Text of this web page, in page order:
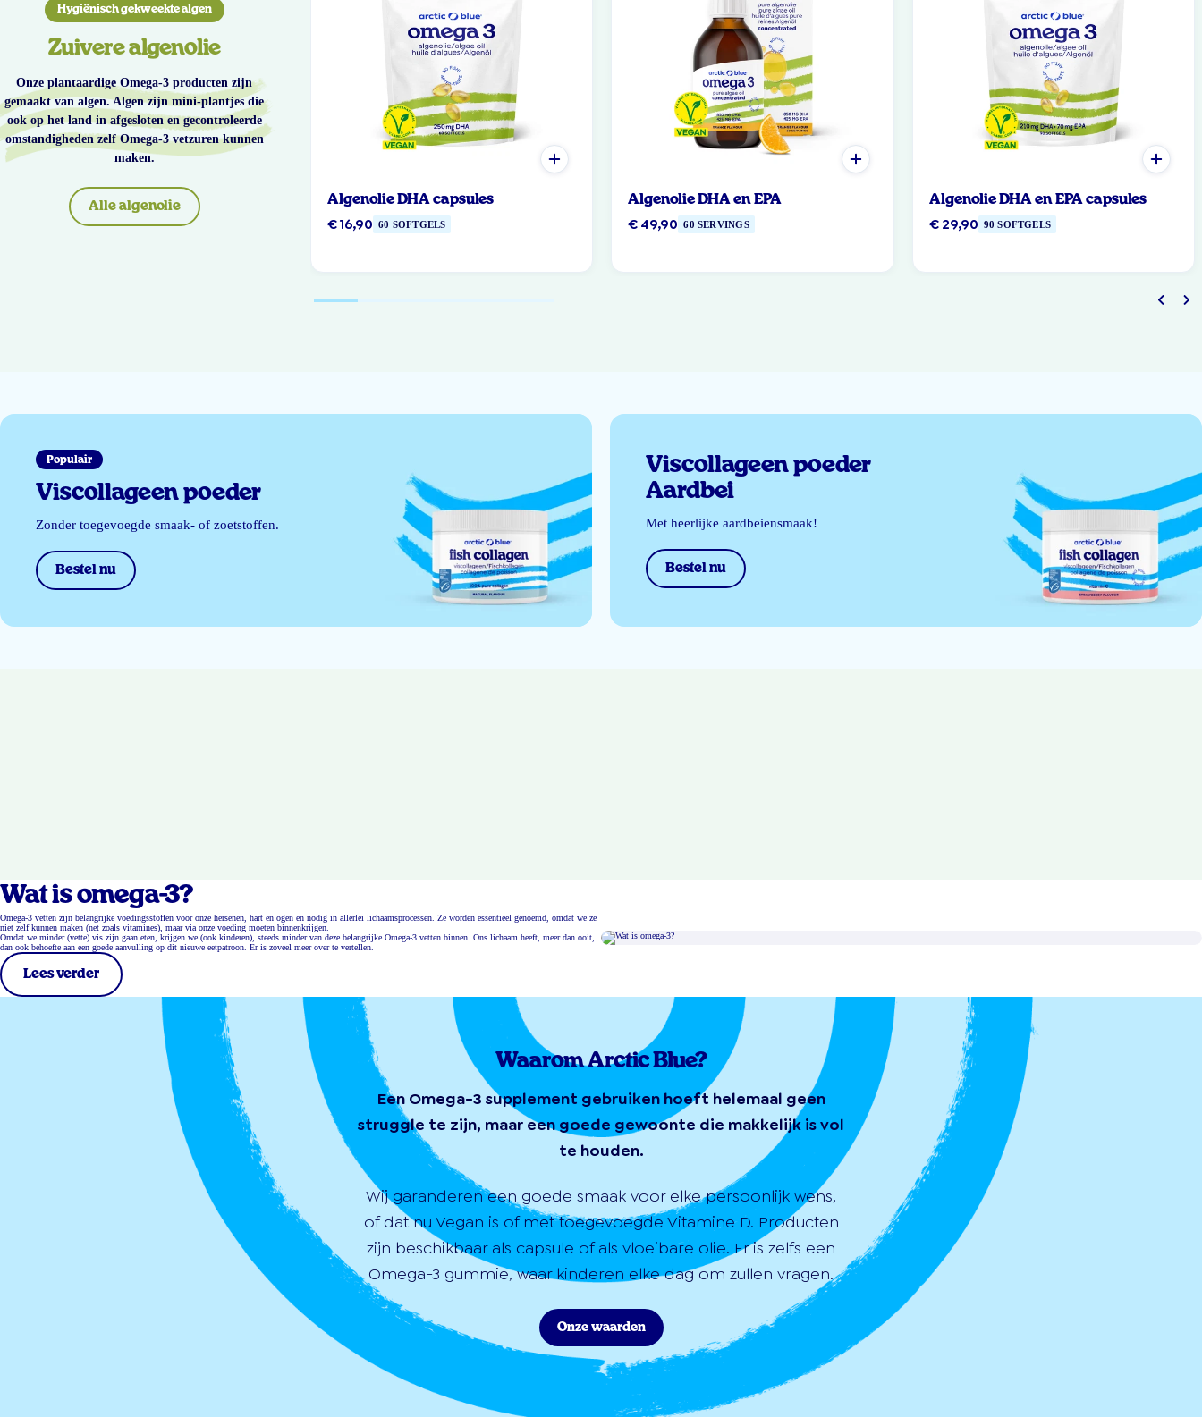
Hygiënisch gekweekte algen
Zuivere algenolie
Onze plantaardige Omega-3 producten zijn
gemaakt van algen. Algen zijn mini-plantjes die
ook op het land in afgesloten en gecontroleerde
omstandigheden zelf Omega-3 vetzuren kunnen
maken.
Alle algenolie Algenolie DHA capsules
€ 16,90 60 SOFTGELS
Algenolie DHA en EPA
€ 49,90 60 SERVINGS
Algenolie DHA en EPA capsules
€ 29,90 90 SOFTGELS
Populair
Viscollageen poeder
Zonder toegevoegde smaak- of zoetstoffen.
Bestel nu
Viscollageen poeder
Aardbei
Met heerlijke aardbeiensmaak!
Bestel nu
Wat is omega-3?
Omega-3 vetten zijn belangrijke voedingsstoffen voor onze hersenen, hart en ogen en nodig in allerlei lichaamsprocessen. Ze worden essentieel genoemd, omdat we ze
niet zelf kunnen maken (net zoals vitamines), maar via onze voeding moeten binnenkrijgen.
Omdat we minder (vette) vis zijn gaan eten, krijgen we (ook kinderen), steeds minder van deze belangrijke Omega-3 vetten binnen. Ons lichaam heeft, meer dan ooit,
dan ook behoefte aan een goede aanvulling op dit nieuwe eetpatroon. Er is zoveel meer over te vertellen.
Lees verder
Waarom Arctic Blue?
Een Omega-3 supplement gebruiken hoeft helemaal geen
struggle te zijn, maar een goede gewoonte die makkelijk is vol
te houden.
Wij garanderen een goede smaak voor elke persoonlijk wens,
of dat nu Vegan is of met toegevoegde Vitamine D. Producten
zijn beschikbaar als capsule of als vloeibare olie. Er is zelfs een
Omega-3 gummie, waar kinderen elke dag om zullen vragen.
Onze waarden